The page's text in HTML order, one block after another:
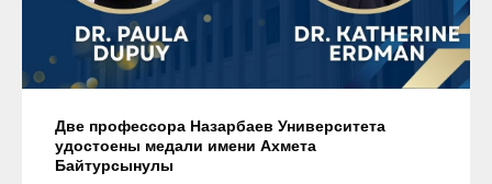
Две профессорa Назарбаев Университета
удостоены медали имени Ахмета
Байтурсынулы